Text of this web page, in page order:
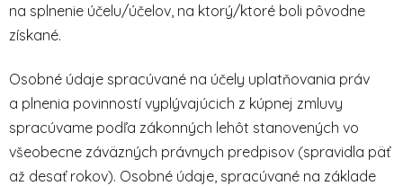
na splnenie účelu/účelov, na ktorý/ktoré boli pôvodne
získané.
Osobné údaje spracúvané na účely uplatňovania práv
a plnenia povinností vyplývajúcich z kúpnej zmluvy
spracúvame podľa zákonných lehôt stanovených vo
všeobecne záväzných právnych predpisov (spravidla päť
až desať rokov). Osobné údaje, spracúvané na základe